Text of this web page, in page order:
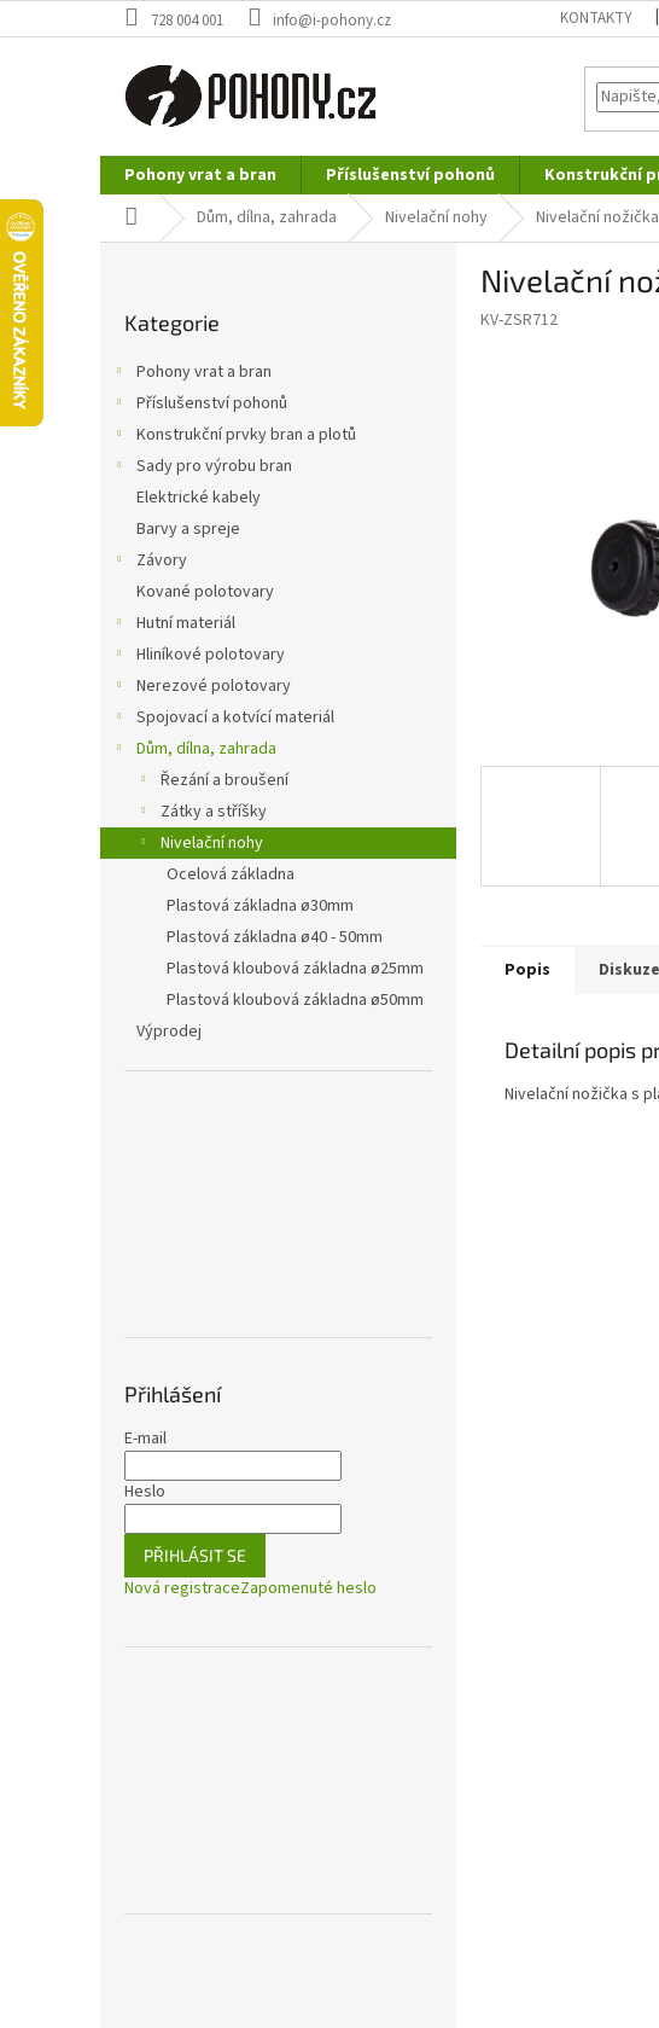
na
728 004 001 info@i-pohony.cz KONTAKTY
Pohony vrat a bran Příslušenství pohonů Konstrukční
Nerezové polotovary
Hutní materiál
Domů Dům, dílna, zahrada Nivelační nohy Nivelační
kategorie
Kategorie
Pohony vrat a bran
Příslušenství pohonů
Konstrukční prvky bran a plotů
Sady pro výrobu bran
Elektrické kabely
Barvy a spreje
Závory
Kované polotovary
Hutní materiál
Hliníkové polotovary
Nerezové polotovary
Spojovací a kotvící materiál
Dům, dílna, zahrada
Řezání a broušení
Zátky a stříšky
Nivelační nohy
Ocelová základna
Plastová základna ø30mm
Plastová základna ø40 - 50mm
Plastová kloubová základna ø25mm
Plastová kloubová základna ø50mm
Výprodej
Přihlášení
E-mail
Heslo
PŘIHLÁSIT SE
Nová registraceZapomenuté heslo
Nivelační
KV-ZSR712
Popis Diskuze
Detailní popis
Nivelační nožička s